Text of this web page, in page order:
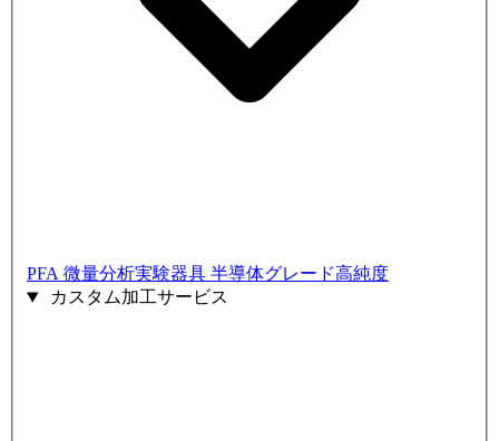
PFA 微量分析実験器具 半導体グレード高純度
カスタム加工サービス